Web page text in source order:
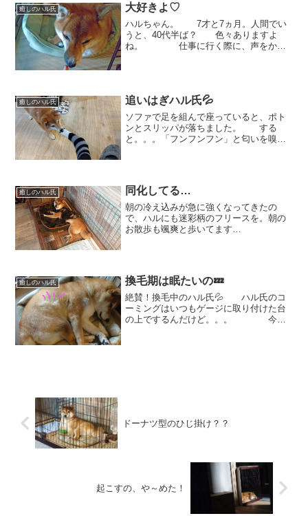
癒しのハル氏 大好きよ♡
ハルちゃん。 7才と7ヵ月。人間でい
うと、40代半ば？ 色々ありますよ
ね。 仕事に行く際に、声をかけ
癒しのハル氏 追いはぎハル氏💦
ソファで足を組んで座っていると、ポト
ンとスリッパが落ちました。 する
と。。。「フンフンフン」と匂いを嗅ぎ
しょと体全体を使って引張り...
癒しのハル氏 同化してる…
朝の冷え込みが急に強くなってきたの
で、ハルにも迷彩柄のフリースを。朝の
お散歩も颯爽と歩いてます
ドの柄と同じで💦これ、くるんと寝ちゃ
う...
癒しのハル氏 換毛期は眠たいの💤
絶賛！換毛中のハル氏💦 ハル氏のコ
ーミングはいつもゲージに取り付けた台
の上でするんだけど。。。 今日
ドーナツ型のひじ掛け？？
起こすの、や～めた！